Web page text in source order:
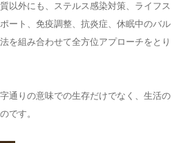
以外にも、ステルス感染対策、ライフス
ート、免疫調整、抗炎症、休眠中のバル
を組み合わせて全方位アプローチをとり
通りの意味での生存だけでなく、生活の
です。